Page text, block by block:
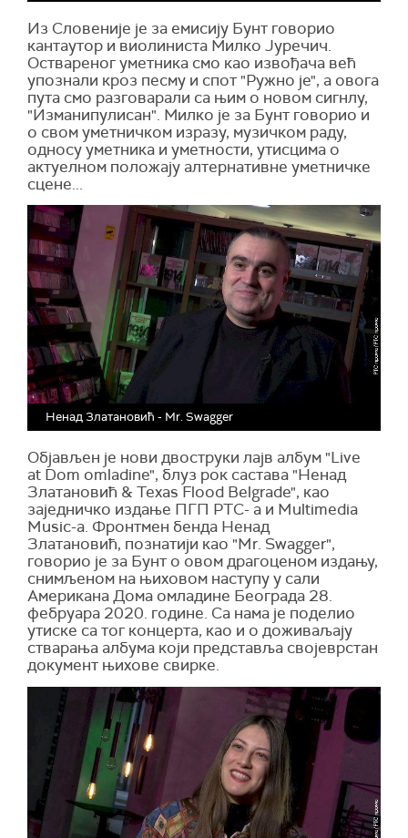
Из Словеније је за емисију Бунт говорио
кантаутор и виолиниста Милко Јуречич.
Оствареног уметника смо као извођача већ
упознали кроз песму и спот "Ружно је", а овога
пута смо разговарали са њим о новом сигнлу,
"Изманипулисан". Милко је за Бунт говорио и
о свом уметничком изразу, музичком раду,
односу уметника и уметности, утисцима о
актуелном положају алтернативне уметничке
сцене...
Ненад Златановић - Mr. Swagger
Објављен је нови двоструки лајв албум "Live
at Dom omladine", блуз рок састава "Ненад
Златановић & Texas Flood Belgrade", као
заједничко издање ПГП РТС- а и Multimedia
Music-а. Фронтмен бенда Ненад
Златановић, познатији као "Mr. Swagger",
говорио је за Бунт о овом драгоценом издању,
снимљеном на њиховом наступу у сали
Американа Дома омладине Београда 28.
фебруара 2020. године. Са нама је поделио
утиске са тог концерта, као и о доживаљају
стварања албума који представља својеврстан
документ њихове свирке.